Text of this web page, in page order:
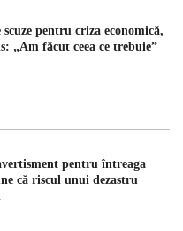
pentru criza economică,
„Am făcut ceea ce trebuie”
pentru întreaga
că riscul unui dezastru